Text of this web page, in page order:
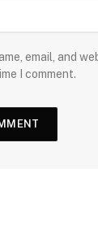
email, and
I comment.